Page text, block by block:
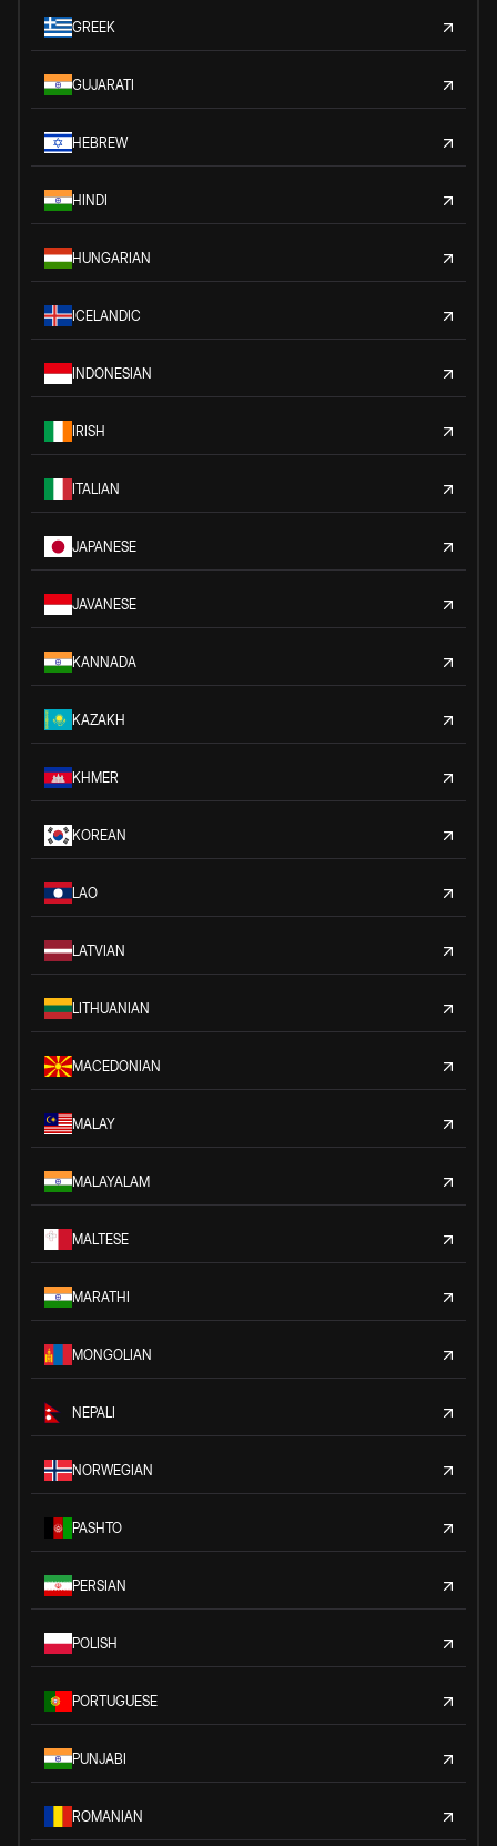
GREEK
GUJARATI
HEBREW
HINDI
HUNGARIAN
ICELANDIC
INDONESIAN
IRISH
ITALIAN
JAPANESE
JAVANESE
KANNADA
KAZAKH
KHMER
KOREAN
LAO
LATVIAN
LITHUANIAN
MACEDONIAN
MALAY
MALAYALAM
MALTESE
MARATHI
MONGOLIAN
NEPALI
NORWEGIAN
PASHTO
PERSIAN
POLISH
PORTUGUESE
PUNJABI
ROMANIAN